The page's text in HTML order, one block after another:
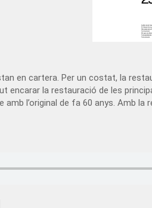
en cartera. Per un costat, la
la restauració de les
l’original de fa 60 anys. Amb